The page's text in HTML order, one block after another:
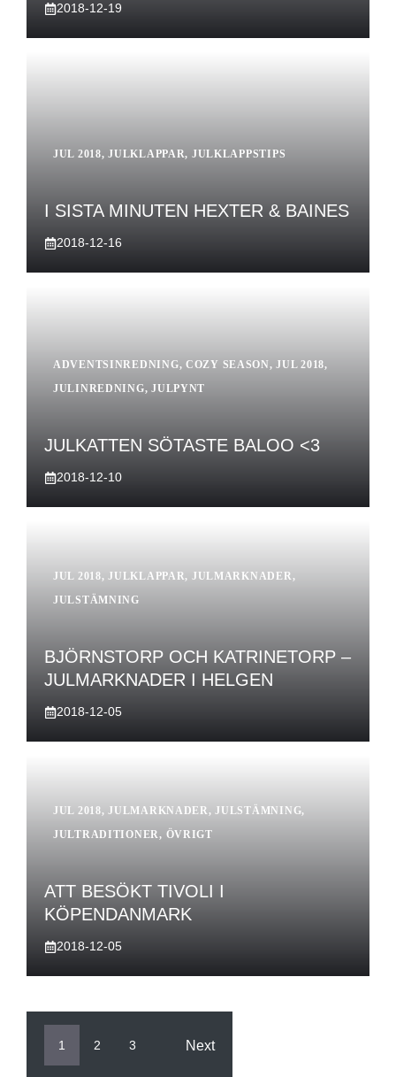
2018-12-19
JUL 2018,JULKLAPPAR, JULKLAPPSTIPS
I SISTA MINUTEN HEXTER & BAINES
2018-12-16
ADVENTSINREDNING, COZY SEASON,JUL 2018,
JULINREDNING,JULPYNT
JULKATTEN SÖTASTE BALOO <3
2018-12-10
JUL 2018,JULKLAPPAR, JULMARKNADER ,
JULSTÄMNING
BJÖRNSTORP OCH KATRINETORP –
JULMARKNADER I HELGEN
2018-12-05
JUL 2018,JULMARKNADER ,JULSTÄMNING,
JULTRADITIONER, ÖVRIGT
ATT BESÖKT TIVOLI I
KÖPENDANMARK
2018-12-05
1 2 3 Next